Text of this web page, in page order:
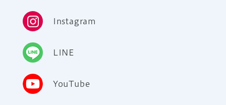
Instagram
LINE
YouTube